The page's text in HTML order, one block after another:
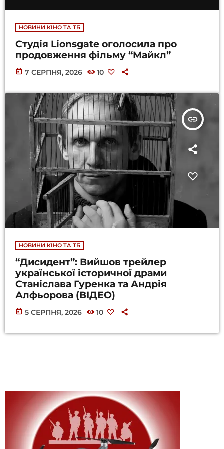
НОВИНИ КІНО ТА ТБ
Студія Lionsgate оголосила про
продовження фільму “Майкл”
today 7 СЕРПНЯ, 2026 10
insert_link
НОВИНИ КІНО ТА ТБ
“Дисидент”: Вийшов трейлер
української історичної драми
Станіслава Гуренка та Андрія
Алфьорова (ВІДЕО)
today 5 СЕРПНЯ, 2026 10